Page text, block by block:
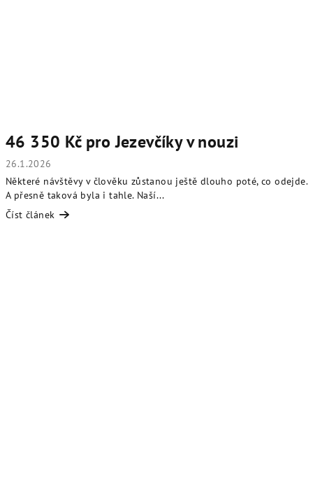
46 350 Kč pro Jezevčíky v nouzi
26.1.2026
Některé návštěvy v člověku zůstanou ještě dlouho poté, co odejde.
A přesně taková byla i tahle. Naší...
Číst článek